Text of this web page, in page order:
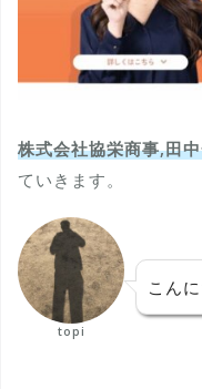
株式会社協栄商事,田
ていきます。
topi
こん